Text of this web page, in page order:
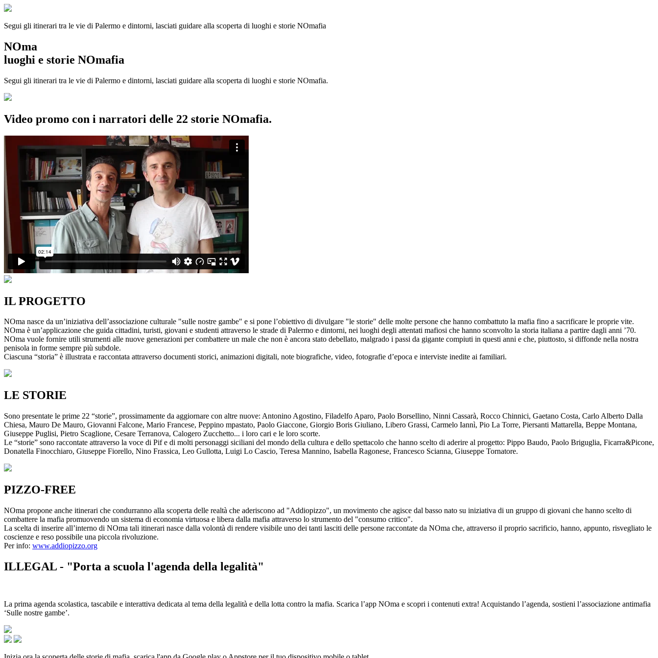
Segui gli itinerari tra le vie di Palermo e dintorni, lasciati guidare alla scoperta di luoghi e storie NOmafia
NOma
luoghi e storie NOmafia
Segui gli itinerari tra le vie di Palermo e dintorni, lasciati guidare alla scoperta di luoghi e storie NOmafia.
Video promo con i narratori delle 22 storie NOmafia.
IL PROGETTO
NOma nasce da un’iniziativa dell’associazione culturale "sulle nostre gambe" e si pone l’obiettivo di divulgare "le storie" delle molte persone che hanno combattuto la mafia fino a sacrificare le proprie vite.
NOma è un’applicazione che guida cittadini, turisti, giovani e studenti attraverso le strade di Palermo e dintorni, nei luoghi degli attentati mafiosi che hanno sconvolto la storia italiana a partire dagli anni ’70.
NOma vuole fornire utili strumenti alle nuove generazioni per combattere un male che non è ancora stato debellato, malgrado i passi da gigante compiuti in questi anni e che, piuttosto, si diffonde nella nostra
penisola in forme sempre più subdole.
Ciascuna “storia” è illustrata e raccontata attraverso documenti storici, animazioni digitali, note biografiche, video, fotografie d’epoca e interviste inedite ai familiari.
LE STORIE
Sono presentate le prime 22 “storie”, prossimamente da aggiornare con altre nuove: Antonino Agostino, Filadelfo Aparo, Paolo Borsellino, Ninni Cassarà, Rocco Chinnici, Gaetano Costa, Carlo Alberto Dalla
Chiesa, Mauro De Mauro, Giovanni Falcone, Mario Francese, Peppino mpastato, Paolo Giaccone, Giorgio Boris Giuliano, Libero Grassi, Carmelo Iannì, Pio La Torre, Piersanti Mattarella, Beppe Montana,
Giuseppe Puglisi, Pietro Scaglione, Cesare Terranova, Calogero Zucchetto... i loro cari e le loro scorte.
Le “storie” sono raccontate attraverso la voce di Pif e di molti personaggi siciliani del mondo della cultura e dello spettacolo che hanno scelto di aderire al progetto: Pippo Baudo, Paolo Briguglia, Ficarra&Picone,
Donatella Finocchiaro, Giuseppe Fiorello, Nino Frassica, Leo Gullotta, Luigi Lo Cascio, Teresa Mannino, Isabella Ragonese, Francesco Scianna, Giuseppe Tornatore.
PIZZO-FREE
NOma propone anche itinerari che condurranno alla scoperta delle realtà che aderiscono ad "Addiopizzo", un movimento che agisce dal basso nato su iniziativa di un gruppo di giovani che hanno scelto di
combattere la mafia promuovendo un sistema di economia virtuosa e libera dalla mafia attraverso lo strumento del "consumo critico".
La scelta di inserire all’interno di NOma tali itinerari nasce dalla volontà di rendere visibile uno dei tanti lasciti delle persone raccontate da NOma che, attraverso il proprio sacrificio, hanno, appunto, risvegliato le
coscienze e reso possibile una piccola rivoluzione.
Per info: www.addiopizzo.org
ILLEGAL - "Porta a scuola l'agenda della legalità"
La prima agenda scolastica, tascabile e interattiva dedicata al tema della legalità e della lotta contro la mafia. Scarica l’app NOma e scopri i contenuti extra! Acquistando l’agenda, sostieni l’associazione antimafia
‘Sulle nostre gambe’.